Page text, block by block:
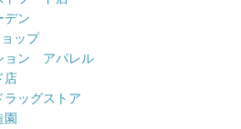
デン
ップ
ョン アパレル
店
ッグストア